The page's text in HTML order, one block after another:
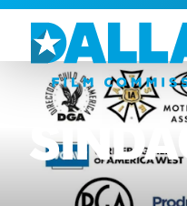
Vai al contenuto